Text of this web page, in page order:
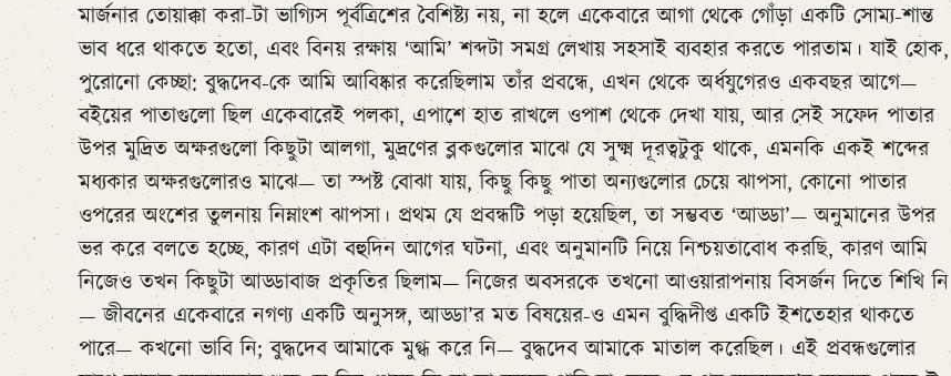
মার্জনার তোয়াক্কা করা-টা ভাগ্যিস পূর্বত্রিশের বৈশিষ্ট্য নয়, না হলে একেবারে আগা থেকে গোঁড়া একটি সোম্য-শান্ত
ভাব ধরে থাকতে হতো, এবং বিনয় রক্ষায় ‘আমি’ শব্দটা সমগ্র লেখায় সহসাই ব্যবহার করতে পারতাম। যাই হোক,
পুরোনো কেচ্ছা: বুদ্ধদেব-কে আমি আবিষ্কার করেছিলাম তাঁর প্রবন্ধে, এখন থেকে অর্ধযুগেরও একবছর আগে—
বইয়ের পাতাগুলো ছিল একেবারেই পলকা, এপাশে হাত রাখলে ওপাশ থেকে দেখা যায়, আর সেই সফেদ পাতার
উপর মুদ্রিত অক্ষরগুলো কিছুটা আলগা, মুদ্রণের ব্লকগুলোর মাঝে যে সুক্ষ্ম দূরত্বটুকু থাকে, এমনকি একই শব্দের
মধ্যকার অক্ষরগুলোরও মাঝে— তা স্পষ্ট বোঝা যায়, কিছু কিছু পাতা অন্যগুলোর চেয়ে ঝাপসা, কোনো পাতার
ওপরের অংশের তুলনায় নিম্নাংশ ঝাপসা। প্রথম যে প্রবন্ধটি পড়া হয়েছিল, তা সম্ভবত ‘আড্ডা’— অনুমানের উপর
ভর করে বলতে হচ্ছে, কারণ এটা বহুদিন আগের ঘটনা, এবং অনুমানটি নিয়ে নিশ্চয়তাবোধ করছি, কারণ আমি
নিজেও তখন কিছুটা আড্ডাবাজ প্রকৃতির ছিলাম— নিজের অবসরকে তখনো আওয়ারাপনায় বিসর্জন দিতে শিখি নি
— জীবনের একেবারে নগণ্য একটি অনুসঙ্গ, আড্ডা’র মত বিষয়ের-ও এমন বুদ্ধিদীপ্ত একটি ইশতেহার থাকতে
পারে— কখনো ভাবি নি; বুদ্ধদেব আমাকে মুগ্ধ করে নি— বুদ্ধদেব আমাকে মাতাল করেছিল। এই প্রবন্ধগুলোর